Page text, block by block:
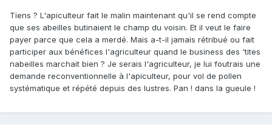
Tiens ? L'apiculteur fait le malin maintenant qu'il se rend compte
que ses abeilles butinaient le champ du voisin. Et il veut le faire
payer parce que cela a merdé. Mais a-t-il jamais rétribué ou fait
participer aux bénéfices l'agriculteur quand le business des 'tites
nabeilles marchait bien ? Je serais l'agriculteur, je lui foutrais une
demande reconventionnelle à l'apiculteur, pour vol de pollen
systématique et répété depuis des lustres. Pan ! dans la gueule !